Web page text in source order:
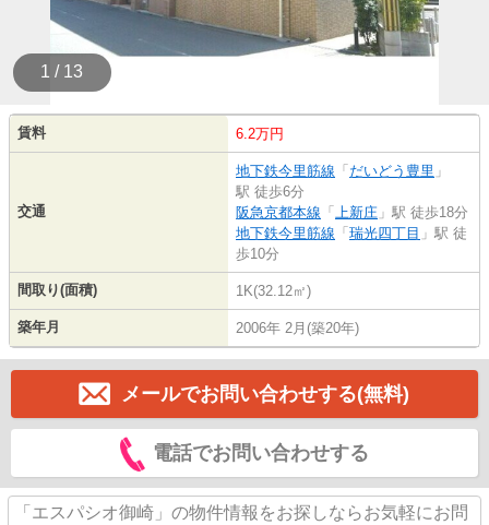
1 / 13
賃料 6.2万円
交通
地下鉄今里筋線 「 だいどう豊里 」
駅 徒歩6分
阪急京都本線 「 上新庄 」駅 徒歩18分
地下鉄今里筋線 「 瑞光四丁目 」駅 徒
歩10分
間取り(面積) 1K(32.12㎡)
築年月 2006年 2月(築20年)
メールでお問い合わせする(無料)
電話でお問い合わせする
「エスパシオ御崎」の物件情報をお探しならお気軽にお問